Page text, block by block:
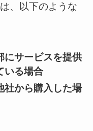
、以下のような
にサービスを提供
いる場合
社から購入した場